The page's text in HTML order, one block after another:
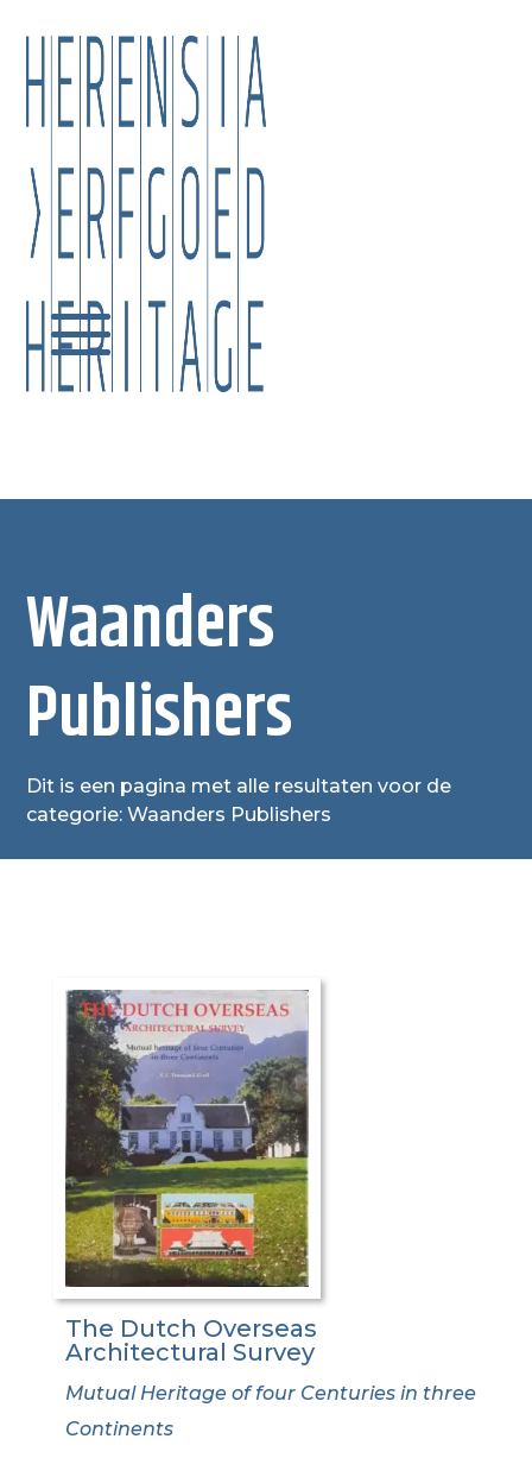
Waanders
Publishers
Dit is een pagina met alle resultaten voor de
categorie: Waanders Publishers
The Dutch Overseas
Architectural Survey
Mutual Heritage of four Centuries in three
Continents